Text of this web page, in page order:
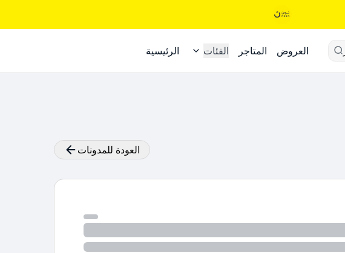
الرئيسية الفئات المتاجر العروض
العودة للمدونات